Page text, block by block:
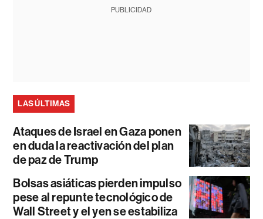
PUBLICIDAD
LAS ÚLTIMAS
Ataques de Israel en Gaza ponen
en duda la reactivación del plan
de paz de Trump
Bolsas asiáticas pierden impulso
pese al repunte tecnológico de
Wall Street y el yen se estabiliza